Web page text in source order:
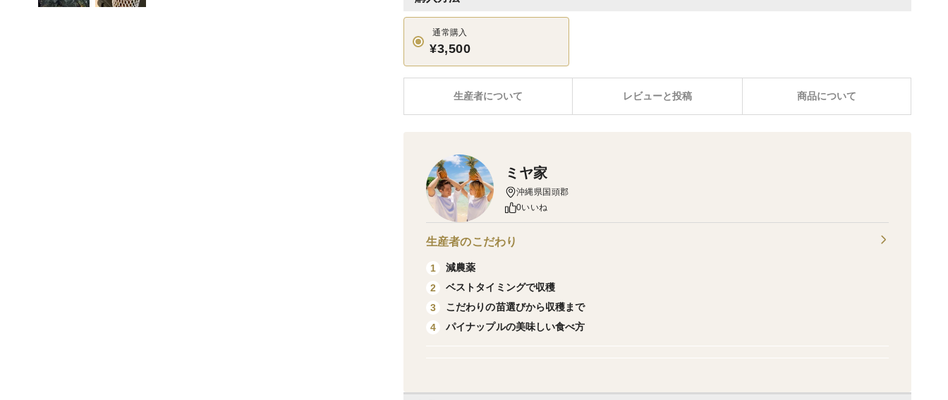
通常購入
¥3,500
レビューと投稿 商品について
生産者について
ミヤ家
沖縄県国頭郡
0いいね
生産者のこだわり
1
減農薬
2
ベストタイミングで収穫
3
こだわりの苗選びから収穫まで
4
パイナップルの美味しい食べ方